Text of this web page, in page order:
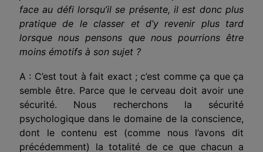
face au défi lorsqu’il se présente, il est donc plus
pratique de le classer et d’y revenir plus tard
lorsque nous pensons que nous pourrions être
moins émotifs à son sujet ?
A : C’est tout à fait exact ; c’est comme ça que ça
semble être. Parce que le cerveau doit avoir une
sécurité. Nous recherchons la sécurité
psychologique dans le domaine de la conscience,
dont le contenu est (comme nous l’avons dit
précédemment) la totalité de ce que chacun a